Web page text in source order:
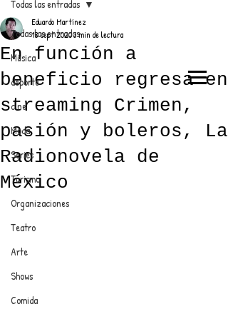
ANUNCIATE CON NOSOTROS
PARA MÁS INFORMACIÓN:
dinamicaseltrendytop@gmail.com
EL TRENDY TOP
CON EDDY MARTINEZ
Todas las entradas
Música
deporte
cine
Moda
Series
Turismo
Organizaciones
Teatro
Arte
Shows
Comida
Todas las entradas
En función a
beneficio regresa en
streaming Crimen,
pasión y boleros, La
Radionovela de
México
Eduardo Martínez
18 sept 20203 min de lectura